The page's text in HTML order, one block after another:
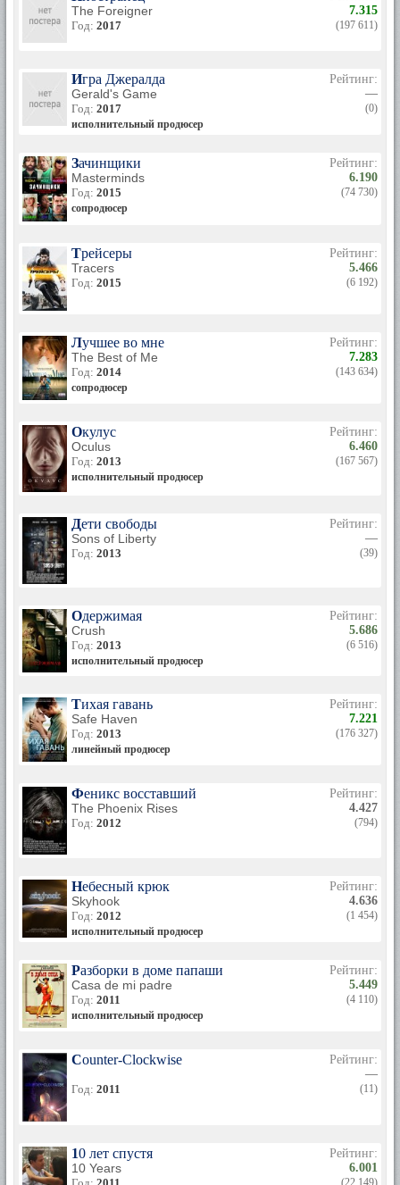
The Foreigner
Год: 2017
7.315
(197 611)
Игра Джералда
Gerald's Game
Год: 2017
исполнительный продюсер
Рейтинг:
—
(0)
Зачинщики
Masterminds
Год: 2015
сопродюсер
Рейтинг:
6.190
(74 730)
Трейсеры
Tracers
Год: 2015
Рейтинг:
5.466
(6 192)
Лучшее во мне
The Best of Me
Год: 2014
сопродюсер
Рейтинг:
7.283
(143 634)
Окулус
Oculus
Год: 2013
исполнительный продюсер
Рейтинг:
6.460
(167 567)
Дети свободы
Sons of Liberty
Год: 2013
Рейтинг:
—
(39)
Одержимая
Crush
Год: 2013
исполнительный продюсер
Рейтинг:
5.686
(6 516)
Тихая гавань
Safe Haven
Год: 2013
линейный продюсер
Рейтинг:
7.221
(176 327)
Феникс восставший
The Phoenix Rises
Год: 2012
Рейтинг:
4.427
(794)
Небесный крюк
Skyhook
Год: 2012
исполнительный продюсер
Рейтинг:
4.636
(1 454)
Разборки в доме папаши
Casa de mi padre
Год: 2011
исполнительный продюсер
Рейтинг:
5.449
(4 110)
Counter-Clockwise
Год: 2011
Рейтинг:
—
(11)
10 лет спустя
10 Years
Рейтинг:
6.001
(22 149)